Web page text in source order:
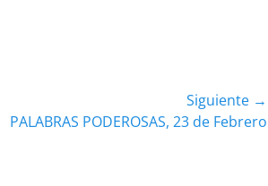
Siguiente →
PALABRAS PODEROSAS, 23 de Febrero